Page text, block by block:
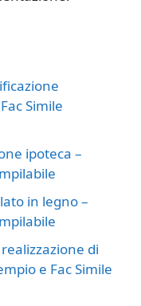
Simile
ipoteca –
in legno​​ –
di
e Fac Simile